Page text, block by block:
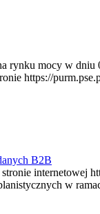
rynku mocy w
https://
B2B
internetowej
w